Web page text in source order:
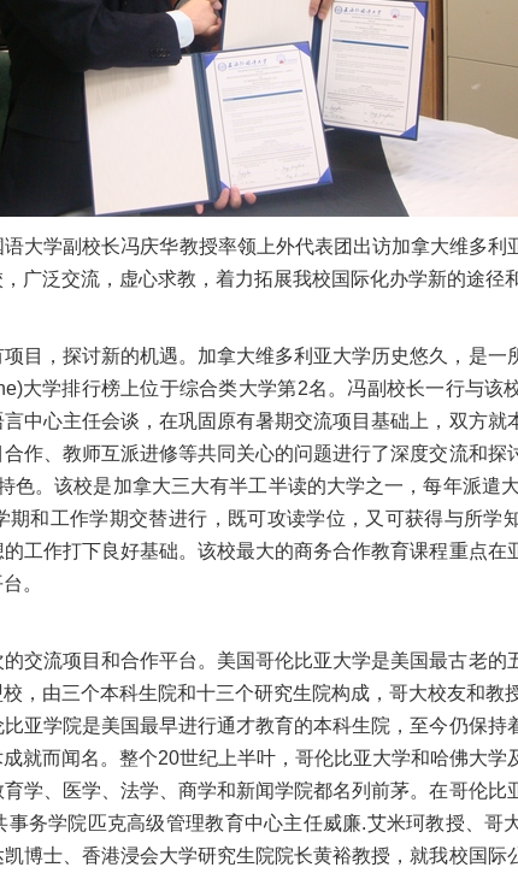
大学副校长冯庆华教授率领上外代表团出访加拿大维多利
广泛交流，虚心求教，着力拓展我校国际化办学新的途径
目，探讨新的机遇。加拿大维多利亚大学历史悠久，是一
大学排行榜上位于综合类大学第2名。冯副校长一行与该
中心主任会谈，在巩固原有暑期交流项目基础上，双方就
作、教师互派进修等共同关心的问题进行了深度交流和探
色。该校是加拿大三大有半工半读的大学之一，每年派遣
和工作学期交替进行，既可攻读学位，又可获得与所学
工作打下良好基础。该校最大的商务合作教育课程重点在
。
交流项目和合作平台。美国哥伦比亚大学是美国最古老的
，由三个本科生院和十三个研究生院构成，哥大校友和教
亚学院是美国最早进行通才教育的本科生院，至今仍保持
就而闻名。整个20世纪上半叶，哥伦比亚大学和哈佛大学
学、医学、法学、商学和新闻学院都名列前茅。在哥伦比
务学院匹克高级管理教育中心主任威廉.艾米珂教授、哥
博士、香港浸会大学研究生院院长黄裕教授，就我校国际